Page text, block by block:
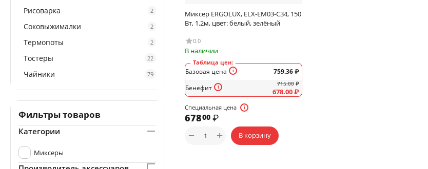
Миксер ERGOLUX, ELX-EM03-C34, 150
Вт, 1.2м, цвет: белый, зелёный
0.0
В наличии
Таблица цен:
Базовая цена
Бенефит
759.36₽
715.00 ₽
678.00₽
Специальная цена
67800 ₽
В корзину
+
−
Рисоварка 2
Соковыжималки 2
Термопоты 2
Тостеры 22
Чайники 79
Фильтры товаров
Категории
Миксеры